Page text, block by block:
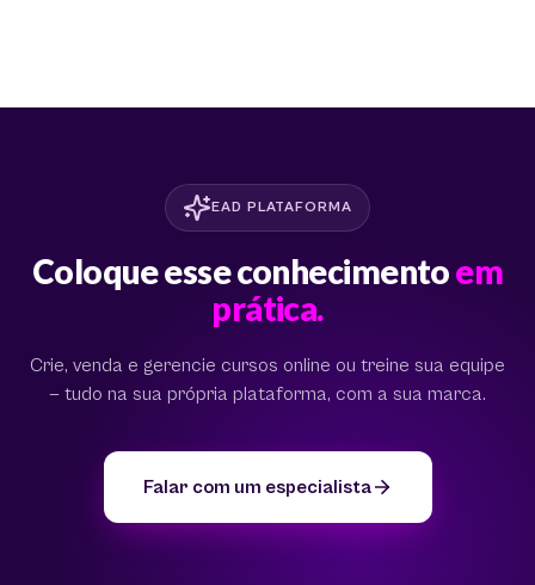
EAD PLATAFORMA
Coloque esse conhecimentoem
prática.
Crie, venda e gerencie cursos online ou treine sua equipe
— tudo na sua própria plataforma, com a sua marca.
Falar com um especialista